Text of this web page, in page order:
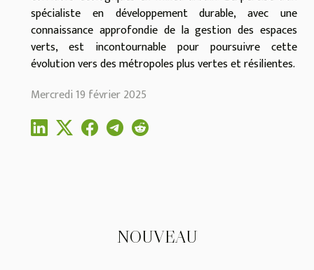
NOUVEAU
spécialiste en développement durable, avec une
connaissance approfondie de la gestion des espaces
verts, est incontournable pour poursuivre cette
évolution vers des métropoles plus vertes et résilientes.
Mercredi 19 février 2025